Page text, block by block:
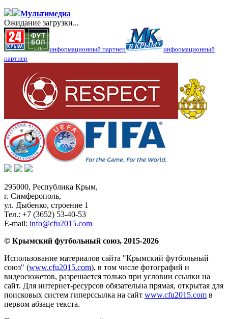
Мультимедиа
Ожидание загрузки...
информационный партнер
информационный
партнер
295000, Республика Крым,
г. Симферополь,
ул. Дыбенко, строение 1
Тел.: +7 (3652) 53-40-53
E-mail: info@cfu2015.com
© Крымский футбольный союз, 2015-2026
Использование материалов сайта "Крымский футбольный
союз" (www.cfu2015.com), в том числе фотографий и
видеосюжетов, разрешается только при условии ссылки на
сайт. Для интернет-ресурсов обязательна прямая, открытая для
поисковых систем гиперссылка на сайт www.cfu2015.com в
первом абзаце текста.